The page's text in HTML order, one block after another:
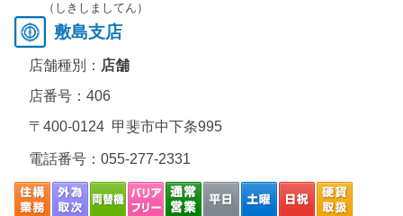
（しきしましてん）
敷島支店
店舗種別： 店舗
店番号：406
〒400-0124 甲斐市中下条995
電話番号： 055-277-2331